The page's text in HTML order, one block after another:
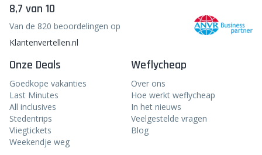
8,7 van 10
Van de 820 beoordelingen op
Klantenvertellen.nl
Onze Deals
Goedkope vakanties
Last Minutes
All inclusives
Stedentrips
Vliegtickets
Weekendje weg
Weflycheap
Over ons
Hoe werkt weflycheap
In het nieuws
Veelgestelde vragen
Blog